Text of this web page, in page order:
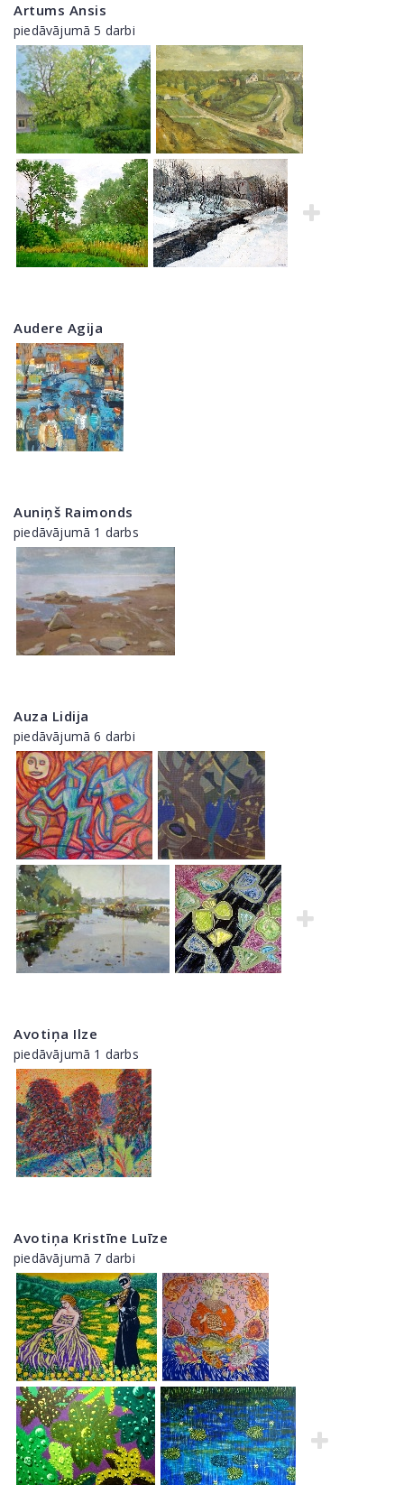
Artums Ansis
piedāvājumā 5 darbi
Audere Agija
Auniņš Raimonds
piedāvājumā 1 darbs
Auza Lidija
piedāvājumā 6 darbi
Avotiņa Ilze
piedāvājumā 1 darbs
Avotiņa Kristīne Luīze
piedāvājumā 7 darbi